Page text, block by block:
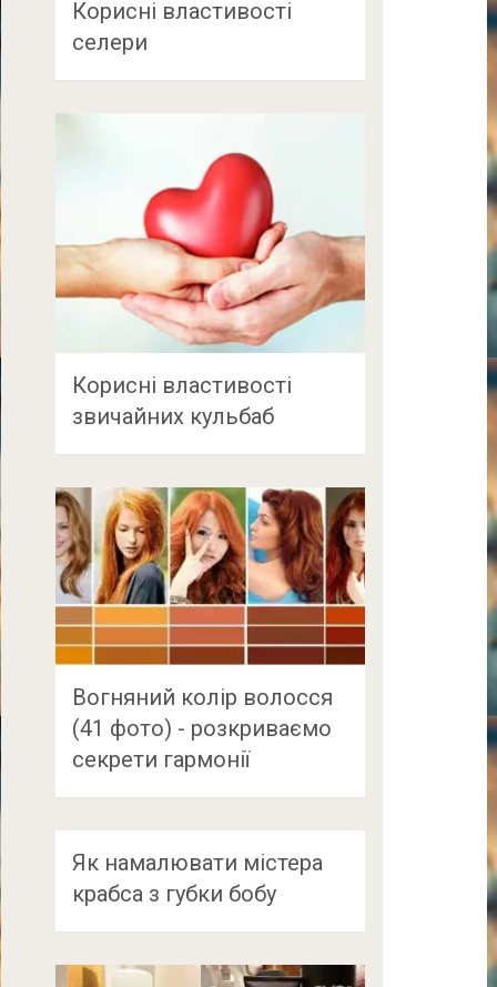
Корисні властивості
селери
Корисні властивості
звичайних кульбаб
Вогняний колір волосся
(41 фото) - розкриваємо
секрети гармонії
Як намалювати містера
крабса з губки бобу